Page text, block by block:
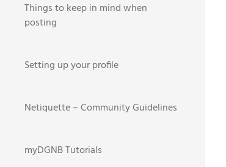
Things to keep in mind when
posting
Setting up your profile
Netiquette – Community Guidelines
myDGNB Tutorials